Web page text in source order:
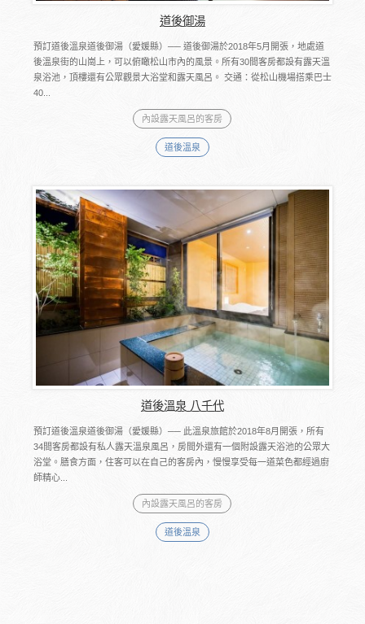
道後御湯
預訂道後溫泉道後御湯（愛媛縣）── 道後御湯於2018年5月開張，地處道
後溫泉街的山崗上，可以俯瞰松山市內的風景。所有30間客房都設有露天溫
泉浴池，頂樓還有公眾觀景大浴堂和露天風呂。 交通：從松山機場搭乘巴士
40...
內設露天風呂的客房
道後溫泉
道後溫泉 八千代
預訂道後溫泉道後御湯（愛媛縣）── 此溫泉旅館於2018年8月開張，所有
34間客房都設有私人露天溫泉風呂，房間外還有一個附設露天浴池的公眾大
浴堂。膳食方面，住客可以在自己的客房內，慢慢享受每一道菜色都經過廚
師精心...
內設露天風呂的客房
道後溫泉